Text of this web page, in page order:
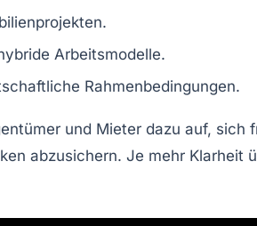
Arbeitsmodelle.
Rahmenbedingungen.
und Mieter dazu auf,
abzusichern. Je mehr Klarheit